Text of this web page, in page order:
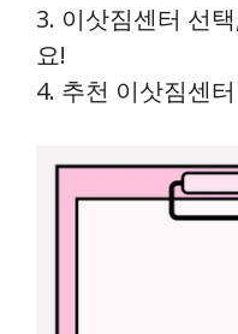
3. 이삿짐센터 선
요!
4. 추천 이삿짐센